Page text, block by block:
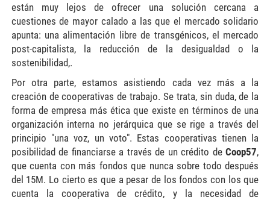
están muy lejos de ofrecer una solución cercana a
cuestiones de mayor calado a las que el mercado solidario
apunta: una alimentación libre de transgénicos, el mercado
post-capitalista, la reducción de la desigualdad o la
sostenibilidad,.
Por otra parte, estamos asistiendo cada vez más a la
creación de cooperativas de trabajo. Se trata, sin duda, de la
forma de empresa más ética que existe en términos de una
organización interna no jerárquica que se rige a través del
principio "una voz, un voto". Estas cooperativas tienen la
posibilidad de financiarse a través de un crédito deCoop57,
que cuenta con más fondos que nunca sobre todo después
del 15M. Lo cierto es que a pesar de los fondos con los que
cuenta la cooperativa de crédito, y la necesidad de